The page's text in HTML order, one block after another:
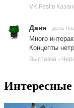
VK Fest в
Даня день
Много
Концепты
Выставка
Интересные